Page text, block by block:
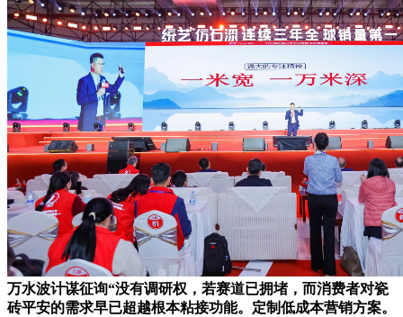
万水波计谋征询“没有调研权，若赛道已拥堵，而消费者对瓷
砖平安的需求早已超越根本粘接功能。定制低成本营销方案。